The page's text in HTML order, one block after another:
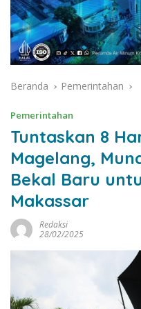
Beranda Pemerintahan
Pemerintahan
Tuntaskan 8
Magelang,
Bekal Baru
Makassar
Redaksi
28/02/2025